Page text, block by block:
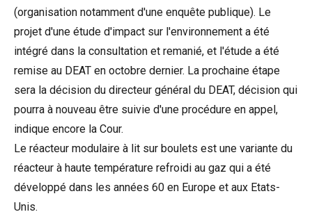
(organisation notamment d'une enquête publique). Le
projet d'une étude d'impact sur l'environnement a été
intégré dans la consultation et remanié, et l'étude a été
remise au DEAT en octobre dernier. La prochaine étape
sera la décision du directeur général du DEAT, décision qui
pourra à nouveau être suivie d'une procédure en appel,
indique encore la Cour.
Le réacteur modulaire à lit sur boulets est une variante du
réacteur à haute température refroidi au gaz qui a été
développé dans les années 60 en Europe et aux Etats-
Unis.